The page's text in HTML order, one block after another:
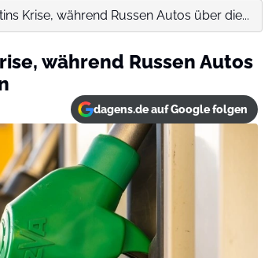
Krise, während Russen Autos über die...
während Russen Autos
dagens.de auf Google folgen